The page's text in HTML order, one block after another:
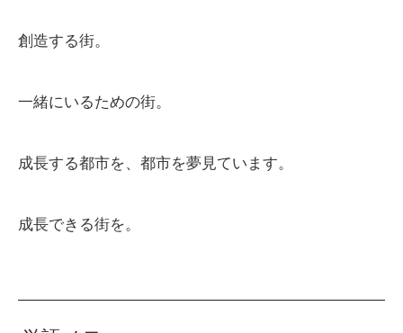
創造する街。
一緒にいるための街。
成長する都市を、都市を夢見ています。
成長できる街を。